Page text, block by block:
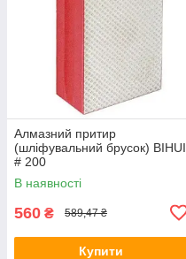
Алмазний притир
(шліфувальний брусок) BIHUI
# 200
В наявності
560 ₴ 589,47 ₴
Купити